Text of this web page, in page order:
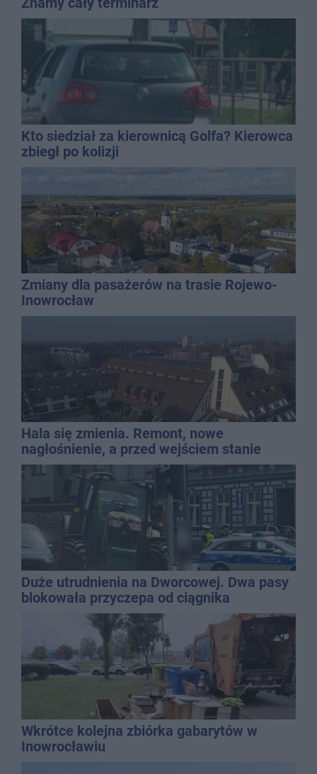
Kto siedział za kierownicą Golfa? Kierowca
zbiegł po kolizji
Zmiany dla pasażerów na trasie Rojewo-
Inowrocław
Hala się zmienia. Remont, nowe
nagłośnienie, a przed wejściem stanie
QEMETICA ARENA
Duże utrudnienia na Dworcowej. Dwa pasy
blokowała przyczepa od ciągnika
Wkrótce kolejna zbiórka gabarytów w
Inowrocławiu